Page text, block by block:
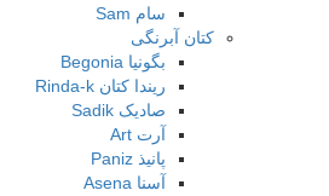
سام Sam
کتان آبرنگی
بگونیا Begonia
ریندا کتان Rinda-k
صادیک Sadik
آرت Art
پانیذ Paniz
آسنا Asena